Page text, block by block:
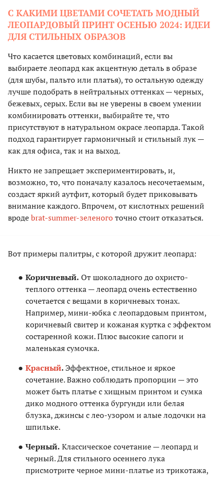
С КАКИМИ ЦВЕТАМИ СОЧЕТАТЬ МОДНЫЙ
ЛЕОПАРДОВЫЙ ПРИНТ ОСЕНЬЮ 2024: ИДЕИ
ДЛЯ СТИЛЬНЫХ ОБРАЗОВ
Что касается цветовых комбинаций, если вы
выбираете леопард как акцентную деталь в образе
(для шубы, пальто или платья), то остальную одежду
лучше подобрать в нейтральных оттенках — черных,
бежевых, серых. Если вы не уверены в своем умении
комбинировать оттенки, выбирайте те, что
присутствуют в натуральном окрасе леопарда. Такой
подход гарантирует гармоничный и стильный лук —
как для офиса, так и на выход.
Никто не запрещает экспериментировать, и,
возможно, то, что поначалу казалось несочетаемым,
создаст яркий аутфит, который будет приковывать
внимание каждого. Впрочем, от кислотных решений
вродеbrat-summer-зеленоготочно стоит отказаться.
Вот примеры палитры, с которой дружит леопард:
Коричневый. От шоколадного до охристо-
теплого оттенка — леопард очень естественно
сочетается с вещами в коричневых тонах.
Например, мини-юбка с леопардовым принтом,
коричневый свитер и кожаная куртка с эффектом
состаренной кожи. Плюс высокие сапоги и
маленькая сумочка.
Красный. Эффектное, стильное и яркое
сочетание. Важно соблюдать пропорции — это
может быть платье с хищным принтом и сумка
дико модного оттенка бургунди или белая
блузка, джинсы с лео-узором и алые лодочки на
шпильке.
Черный. Классическое сочетание — леопард и
черный. Для стильного осеннего лука
присмотрите черное мини-платье из трикотажа,